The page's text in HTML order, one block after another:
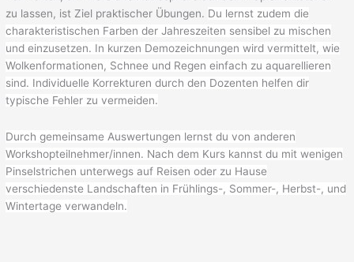
zu lassen, ist Ziel praktischer Übungen. Du lernst zudem die
charakteristischen Farben der Jahreszeiten sensibel zu mischen
und einzusetzen. In kurzen Demozeichnungen wird vermittelt, wie
Wolkenformationen, Schnee und Regen einfach zu aquarellieren
sind. Individuelle Korrekturen durch den Dozenten helfen dir
typische Fehler zu vermeiden.
Durch gemeinsame Auswertungen lernst du von anderen
Workshopteilnehmer/innen. Nach dem Kurs kannst du mit wenigen
Pinselstrichen unterwegs auf Reisen oder zu Hause
verschiedenste Landschaften in Frühlings-, Sommer-, Herbst-, und
Wintertage verwandeln.